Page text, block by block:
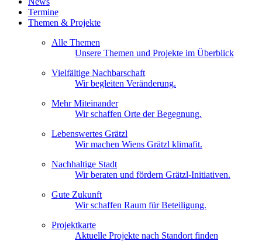
Termine
Themen & Projekte
Alle Themen
Unsere Themen und Projekte im Überblick
Vielfältige Nachbarschaft
Wir begleiten Veränderung.
Mehr Miteinander
Wir schaffen Orte der Begegnung.
Lebenswertes Grätzl
Wir machen Wiens Grätzl klimafit.
Nachhaltige Stadt
Wir beraten und fördern Grätzl-Initiativen.
Gute Zukunft
Wir schaffen Raum für Beteiligung.
Projektkarte
Aktuelle Projekte nach Standort finden